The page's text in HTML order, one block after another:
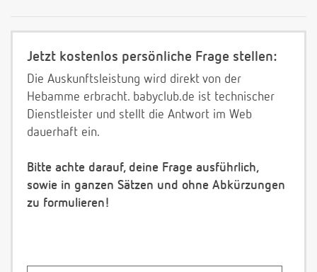
Jetzt kostenlos persönliche Frage stellen:
Die Auskunftsleistung wird direkt von der
Hebamme erbracht. babyclub.de ist technischer
Dienstleister und stellt die Antwort im Web
dauerhaft ein.
Bitte achte darauf, deine Frage ausführlich,
sowie in ganzen Sätzen und ohne Abkürzungen
zu formulieren!